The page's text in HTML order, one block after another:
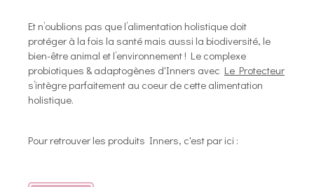
Et n’oublions pas que l’alimentation holistique doit
protéger à la fois la santé mais aussi la biodiversité, le
bien-être animal et l’environnement ! Le complexe
probiotiques & adaptogènes d'Inners avec Le Protecteur
s’intègre parfaitement au coeur de cette alimentation
holistique.
Pour retrouver les produits Inners, c'est par ici :